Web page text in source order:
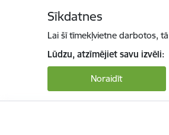
Sīkdatnes
Lai šī tīmekļvietne darbotos,
Lūdzu, atzīmējiet savu izvēli:
Noraidīt